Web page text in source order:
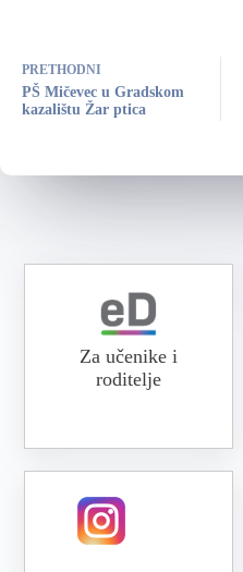
PRETHODNI
PŠ Mičevec u Gradskom
kazalištu Žar ptica
Za učenike i
roditelje